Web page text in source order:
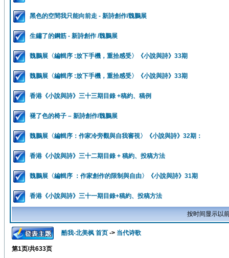
黑色的空間我只能向前走 - 新詩創作/魏鵬展
生鏽了的鋼筋 - 新詩創作 /魏鵬展
魏鵬展〈編輯序 :放下手機，重拾感受〉《小說與詩》33期
魏鵬展〈編輯序 :放下手機，重拾感受〉《小說與詩》33期
香港《小說與詩》三十三期目錄 +稿約、稿例
褪了色的椅子 – 新詩創作/魏鵬展
魏鵬展〈編輯序：作家冷旁觀與自我審視〉《小說與詩》32期：
香港《小說與詩》三十二期目錄 + 稿約、投稿方法
魏鵬展〈編輯序 ：作家創作的限制與自由〉《小說與詩》31期
香港《小說與詩》三十一期目錄+稿約、投稿方法
按时间显示以
酷我-北美枫 首页 -> 当代诗歌
第1页/共633页